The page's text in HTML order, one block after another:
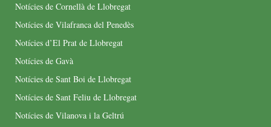
Notícies de Cornellà de Llobregat
Notícies de Vilafranca del Penedès
Notícies d’El Prat de Llobregat
Notícies de Gavà
Notícies de Sant Boi de Llobregat
Notícies de Sant Feliu de Llobregat
Notícies de Vilanova i la Geltrú